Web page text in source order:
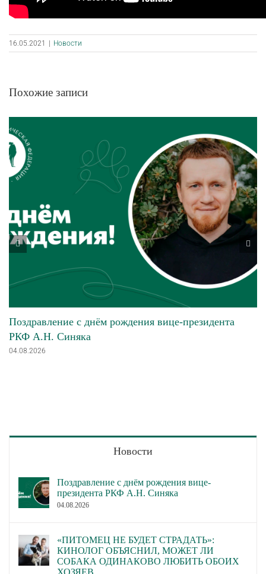
16.05.2021 Новости
Похожие записи
Поздравление с днём рождения вице-президента
РКФ А.Н. Синяка
04.08.2026
Новости
Поздравление с днём рождения вице-
президента РКФ А.Н. Синяка
04.08.2026
«ПИТОМЕЦ НЕ БУДЕТ СТРАДАТЬ»:
КИНОЛОГ ОБЪЯСНИЛ, МОЖЕТ ЛИ
СОБАКА ОДИНАКОВО ЛЮБИТЬ ОБОИХ